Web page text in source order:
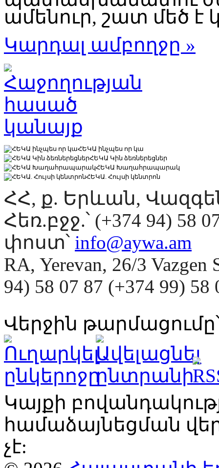
ամենուր, շատ մեծ է
Կարդալ ամբողջը »
ՀԵԿԱ ինչպես որ կա
ՀԵԿԱ Կին ձեռներեցներ
ՀԵԿԱ Խաղահրապարակ
ՀԵԿԱ. Հույսի կենտրոն
ՀՀ, ք. Երևան,
Հեռ.բջջ.՝ (+374 94) 58
փոստ՝ info@aywa.am
RA, Yerevan, 26/3
94) 58 07 87 (+374 99)
Վերջին
Կայքի
համաձայնեցման
չէ: